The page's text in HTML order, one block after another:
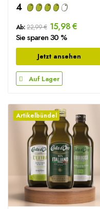
4
Ab: 22,99 € 15,98 €
Sie sparen 30 %
Jetzt ansehen
Auf Lager
Artikelbündel